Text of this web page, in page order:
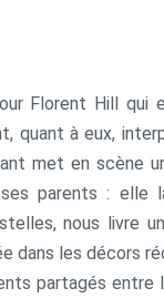
Florent Hill
quant à eux,
met en scène
parents : elle
nous livre
dans les décors
partagés